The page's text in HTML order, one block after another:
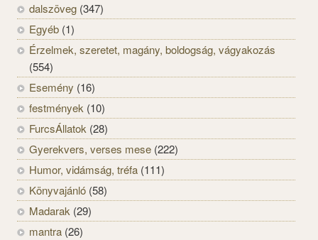
dalszöveg (347)
Egyéb (1)
Érzelmek, szeretet, magány, boldogság, vágyakozás
(554)
Esemény (16)
festmények (10)
FurcsÁllatok (28)
Gyerekvers, verses mese (222)
Humor, vidámság, tréfa (111)
Könyvajánló (58)
Madarak (29)
mantra (26)